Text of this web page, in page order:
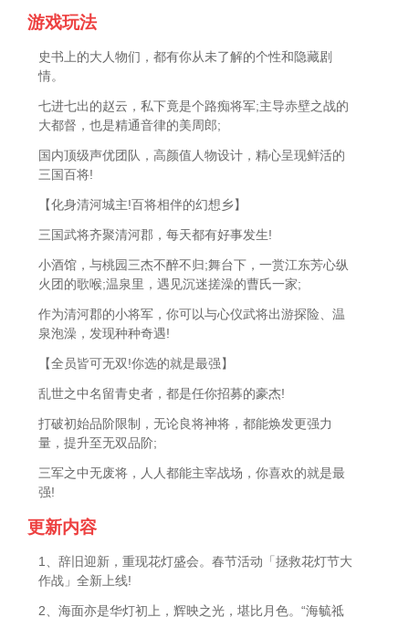
游戏玩法
史书上的大人物们，都有你从未了解的个性和隐藏剧
情。
七进七出的赵云，私下竟是个路痴将军;主导赤壁之战的
大都督，也是精通音律的美周郎;
国内顶级声优团队，高颜值人物设计，精心呈现鲜活的
三国百将!
【化身清河城主!百将相伴的幻想乡】
三国武将齐聚清河郡，每天都有好事发生!
小酒馆，与桃园三杰不醉不归;舞台下，一赏江东芳心纵
火团的歌喉;温泉里，遇见沉迷搓澡的曹氏一家;
作为清河郡的小将军，你可以与心仪武将出游探险、温
泉泡澡，发现种种奇遇!
【全员皆可无双!你选的就是最强】
乱世之中名留青史者，都是任你招募的豪杰!
打破初始品阶限制，无论良将神将，都能焕发更强力
量，提升至无双品阶;
三军之中无废将，人人都能主宰战场，你喜欢的就是最
强!
更新内容
1、辞旧迎新，重现花灯盛会。春节活动「拯救花灯节大
作战」全新上线!
2、海面亦是华灯初上，辉映之光，堪比月色。“海毓祗